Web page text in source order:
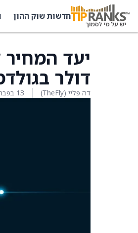
חדשות שוק ההון
דולר
דה פליי (TheFly) 13 בפברואר 2026